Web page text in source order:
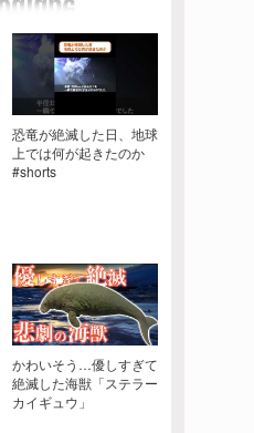
恐竜が絶滅した日、地球
上では何が起きたのか
#shorts
かわいそう…優しすぎて
絶滅した海獣「ステラー
カイギュウ」